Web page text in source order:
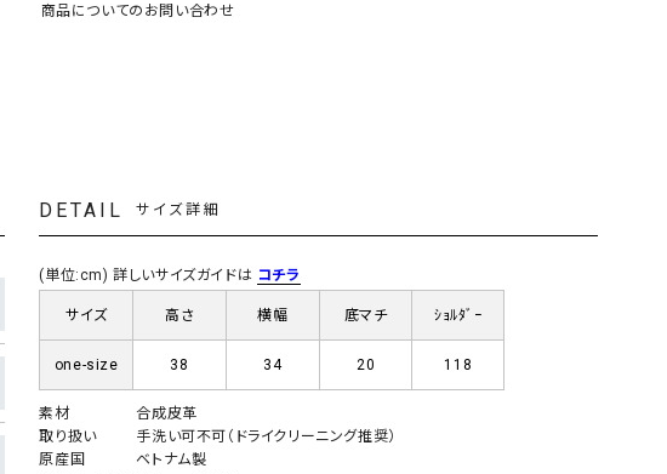
CONVERSE ALL STAR（コンバースオー
Emma Taylor（エマテイラー）
FLAVOR TEE（フレーバーティー）
GO TO HOLLYWOOD（ゴートゥーハリウ
THIRTY（サーティ）
G-STAR RAW（ジースターロウ）
GOOD SPEED（グッドスピード）
商品についてのお問い合わせ
DETAIL サイズ詳細
(単位:cm) 詳しいサイズガイドは コチラ
サイズ 高さ 横幅 底マチ ｼｮﾙﾀﾞｰ
one-size 38 34 20 118
素材
合成皮革
取り扱い
手洗い可不可（ドライクリーニング推奨）
原産国
ベトナム製